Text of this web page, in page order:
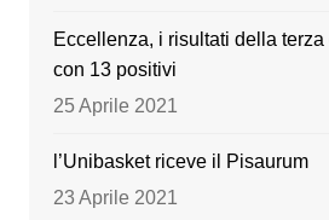
Eccellenza, i risultati della
con 13 positivi
25 Aprile 2021
l’Unibasket riceve il Pisaurum
23 Aprile 2021